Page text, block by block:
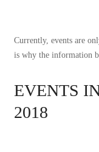
Currently, events are
is why the information
EVENTS
2018